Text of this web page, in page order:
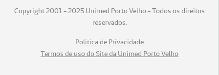
Copyright 2001 - 2025 Unimed Porto Velho - Todos os direitos
reservados.
Politica de Privacidade
Termos de uso do Site da Unimed Porto Velho